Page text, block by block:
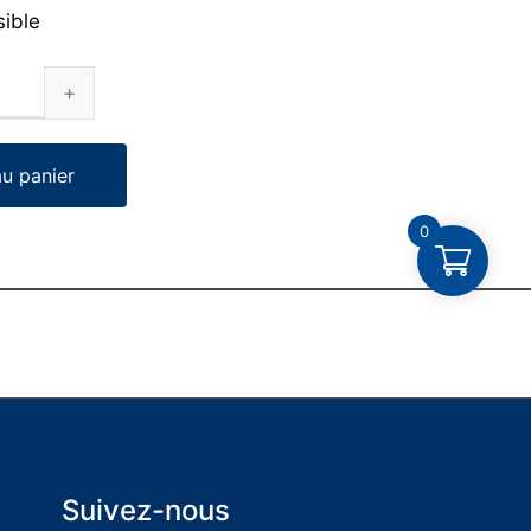
panier
Suivez-nous
0